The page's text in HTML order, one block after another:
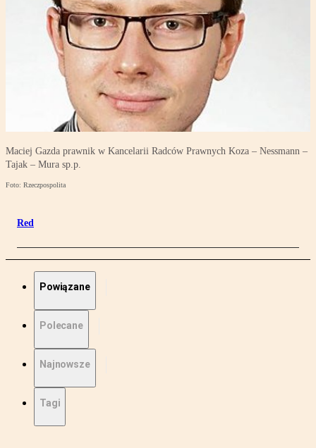
Maciej Gazda prawnik w Kancelarii Radców Prawnych Koza – Nessmann –
Tajak – Mura sp.p.
Foto: Rzeczpospolita
Red
Powiązane
Polecane
Najnowsze
Tagi